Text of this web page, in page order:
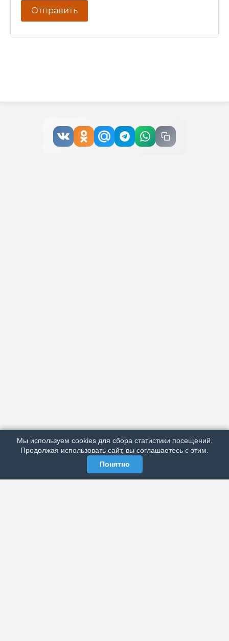
РЕКЛАМА У НАС
МЫ В СОЦСЕТЯХ
Отправить
Мы используем cookies для сбора статистики посещений.
Продолжая использовать сайт, вы соглашаетесь с этим.
Понятно